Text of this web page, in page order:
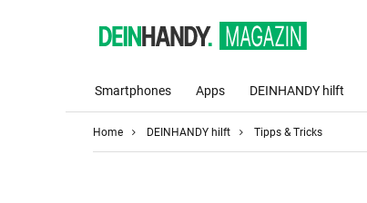
Smartphones Apps DEINHANDY hilft
Home DEINHANDY hilft Tipps & Tricks